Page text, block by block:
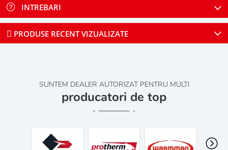
INTREBARI
PRODUSE RECENT VIZUALIZATE
SUNTEM DEALER AUTORIZAT PENTRU MULTI
producatori de top